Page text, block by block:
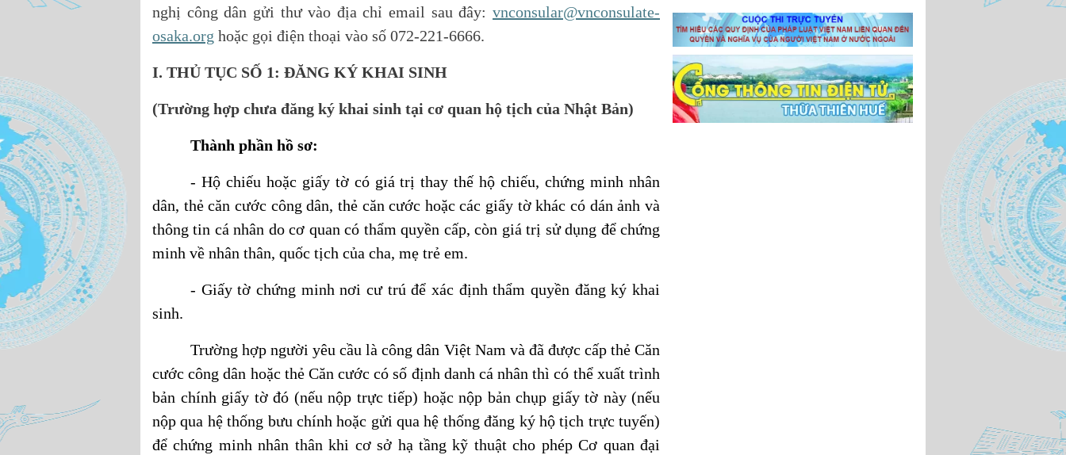
nghị công dân gửi thư vào địa chỉ email sau đây:vnconsular@vnconsulate-
osaka.org hoặc gọi điện thoại vào số 072-221-6666.
I. THỦ TỤC SỐ 1: ĐĂNG KÝ KHAI SINH
(Trường hợp chưa đăng ký khai sinh tại cơ quan hộ tịch của Nhật Bản)
Thành phần hồ sơ:
- Hộ chiếu hoặc giấy tờ có giá trị thay thế hộ chiếu, chứng minh nhân
dân, thẻ căn cước công dân, thẻ căn cước hoặc các giấy tờ khác có dán ảnh và
thông tin cá nhân do cơ quan có thẩm quyền cấp, còn giá trị sử dụng để chứng
minh về nhân thân, quốc tịch của cha, mẹ trẻ em.
- Giấy tờ chứng minh nơi cư trú để xác định thẩm quyền đăng ký khai
sinh.
Trường hợp người yêu cầu là công dân Việt Nam và đã được cấp thẻ Căn
cước công dân hoặc thẻ Căn cước có số định danh cá nhân thì có thể xuất trình
bản chính giấy tờ đó (nếu nộp trực tiếp) hoặc nộp bản chụp giấy tờ này (nếu
nộp qua hệ thống bưu chính hoặc gửi qua hệ thống đăng ký hộ tịch trực tuyến)
để chứng minh nhân thân khi cơ sở hạ tầng kỹ thuật cho phép Cơ quan đại